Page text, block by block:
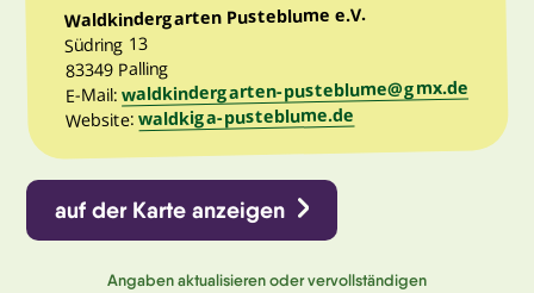
Kindergärten
Angebote
Kontakt
Waldkindergarten Pusteblume e.V.
Südring 13
83349 Palling
E-Mail:waldkindergarten-pusteblume@gmx.de
Website:waldkiga-pusteblume.de
auf der Karte anzeigen
Angaben aktualisieren oder vervollständigen